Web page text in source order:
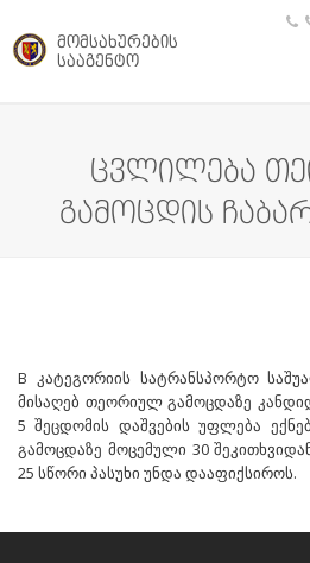
მომსახურების
სააგენტო
ცვლილება
გამოცდის
B კატეგორიის სატრანსპორტო
მისაღებ თეორიულ გამოცდაზე
5 შეცდომის დაშვების უფლება
გამოცდაზე მოცემული 30
25 სწორი პასუხი უნდა დააფიქსიროს.